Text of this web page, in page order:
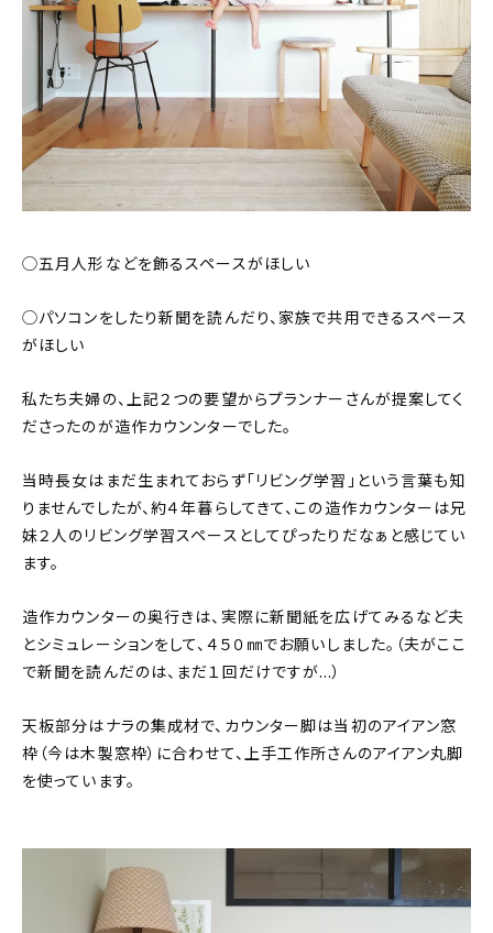
◯五月人形などを飾るスペースがほしい
◯パソコンをしたり新聞を読んだり、家族で共用できるスペース
がほしい
私たち夫婦の、上記２つの要望からプランナーさんが提案してく
ださったのが造作カウンンターでした。
当時長女はまだ生まれておらず「リビング学習」という言葉も知
りませんでしたが、約４年暮らしてきて、この造作カウンターは兄
妹２人のリビング学習スペースとしてぴったりだなぁと感じてい
ます。
造作カウンターの奥行きは、実際に新聞紙を広げてみるなど夫
とシミュレーションをして、４５０㎜でお願いしました。（夫がここ
で新聞を読んだのは、まだ１回だけですが…）
天板部分はナラの集成材で、カウンター脚は当初のアイアン窓
枠（今は木製窓枠）に合わせて、上手工作所さんのアイアン丸脚
を使っています。